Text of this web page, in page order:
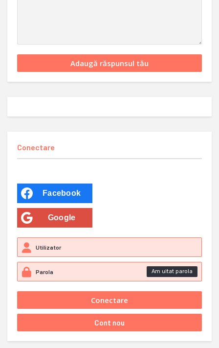
Conectare
Facebook
Google
Am uitat parola